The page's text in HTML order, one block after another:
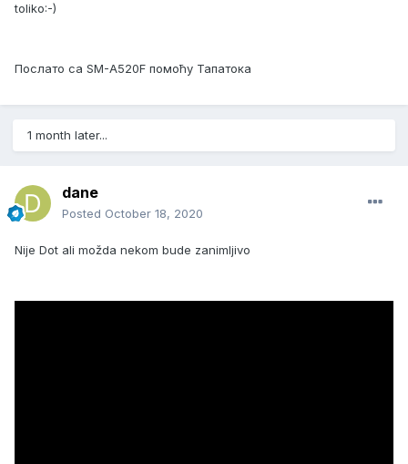
toliko:-)
Послато са SM-A520F помоћу Тапатока
1 month later...
dane
Posted October 18, 2020
Nije Dot ali možda nekom bude zanimljivo